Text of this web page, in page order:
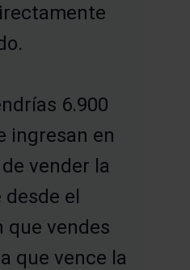
6.900
ingresan en
vender la
el
que vendes
que vence la